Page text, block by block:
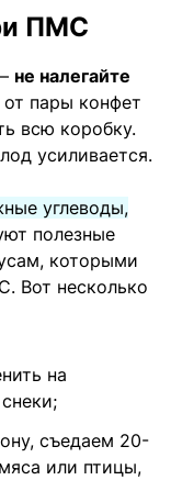
ПМС
не налегайте
пары конфет
всю коробку.
усиливается.
углеводы,
полезные
которыми
Вот несколько
на
съедаем 20-
или птицы,